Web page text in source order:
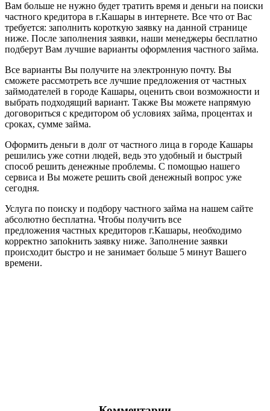
Вам больше не нужно будет тратить время и деньги на поиски
частного кредитора в г.Кашары в интернете. Все что от Вас
требуется: заполнить короткую заявку на данной странице
ниже. После заполнения заявки, наши менеджеры бесплатно
подберут Вам лучшие варианты оформления частного займа.
Все варианты Вы получите на электронную почту. Вы
сможете рассмотреть все лучшие предложения от частных
займодателей в городе Кашары, оценить свои возможности и
выбрать подходящий вариант. Также Вы можете напрямую
договориться с кредитором об условиях займа, процентах и
сроках, сумме займа.
Оформить деньги в долг от частного лица в городе Кашары
решились уже сотни людей, ведь это удобный и быстрый
способ решить денежные проблемы. С помощью нашего
сервиса и Вы можете решить свой денежный вопрос уже
сегодня.
Услуга по поиску и подбору частного займа на нашем сайте
абсолютно бесплатна. Чтобы получить все
предложения частных кредиторов г.Кашары, необходимо
корректно запоkнить заявку ниже. Заполнение заявки
происходит быстро и не занимает больше 5 минут Вашего
времени.